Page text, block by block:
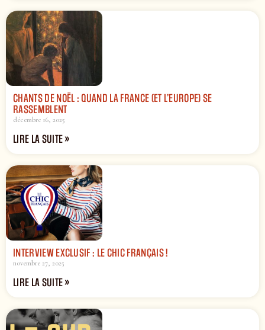
CHANTS DE NOËL : QUAND LA FRANCE (ET L’EUROPE) SE
RASSEMBLENT
décembre 16, 2025
LIRE LA SUITE »
INTERVIEW EXCLUSIF : LE CHIC FRANÇAIS !
novembre 27, 2025
LIRE LA SUITE »